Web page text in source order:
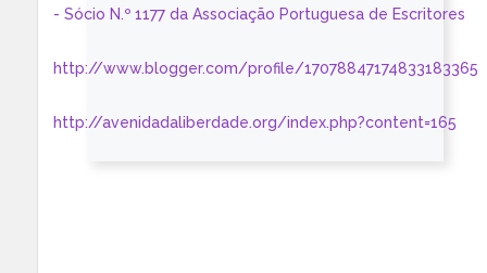
- Sócio N.º 1177 da Associação Portuguesa de Escritores
http://www.blogger.com/profile/17078847174833183365
http://avenidadaliberdade.org/index.php?content=165